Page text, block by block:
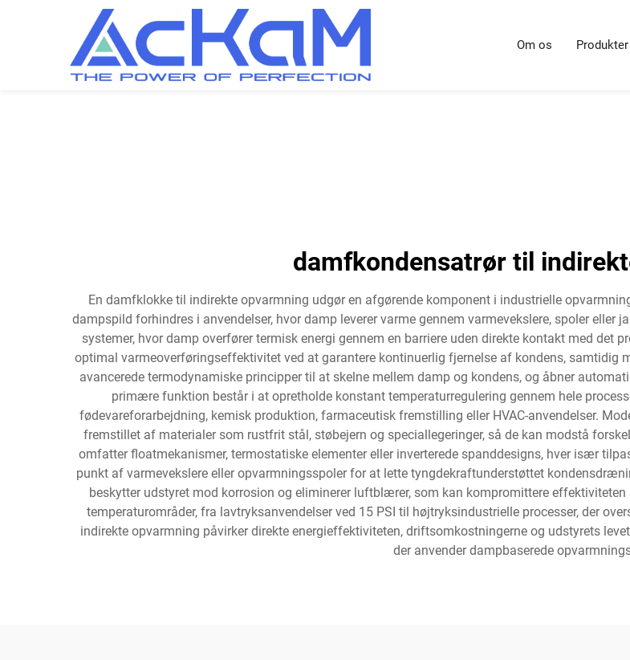
Om os Produkter
damfkondensatrør til
En damfklokke til indirekte opvarmning udgør en afgørende komponent i industrielle
dampspild forhindres i anvendelser, hvor damp leverer varme gennem varmevekslere, spoler eller
systemer, hvor damp overfører termisk energi gennem en barriere uden direkte kontakt med det
optimal varmeoverføringseffektivitet ved at garantere kontinuerlig fjernelse af kondens, samtidig
avancerede termodynamiske principper til at skelne mellem damp og kondens, og åbner
primære funktion består i at opretholde konstant temperaturregulering gennem hele
fødevareforarbejdning, kemisk produktion, farmaceutisk fremstilling eller HVAC-anvendelser.
fremstillet af materialer som rustfrit stål, støbejern og speciallegeringer, så de kan modstå
omfatter floatmekanismer, termostatiske elementer eller inverterede spanddesigns, hver især
punkt af varmevekslere eller opvarmningsspoler for at lette tyngdekraftunderstøttet
beskytter udstyret mod korrosion og eliminerer luftblærer, som kan kompromittere
temperaturområder, fra lavtryksanvendelser ved 15 PSI til højtryksindustrielle processer, der
indirekte opvarmning påvirker direkte energieffektiviteten, driftsomkostningerne og udstyrets
der anvender dampbaserede